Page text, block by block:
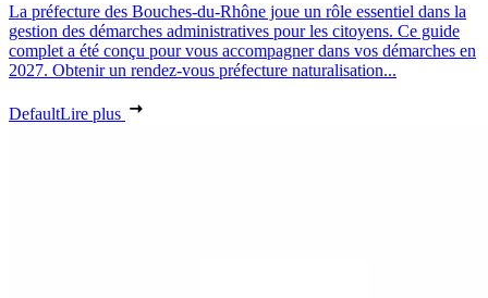
La préfecture des Bouches-du-Rhône joue un rôle essentiel dans la
gestion des démarches administratives pour les citoyens. Ce guide
complet a été conçu pour vous accompagner dans vos démarches en
2027. Obtenir un rendez-vous préfecture naturalisation...
DefaultLire plus